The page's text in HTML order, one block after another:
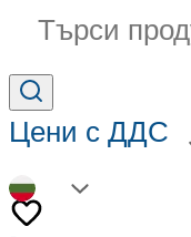
Търси продукти,
Цени с ДДС
BG